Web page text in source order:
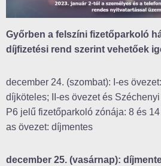
Győrben a felszíni fizetőparkoló
díjfizetési rend szerint vehetőek
december 24. (szombat): I-es
díjköteles; II-es övezet és
P6 jelű fizetőparkoló zónája: 8 és
as övezet: díjmentes
december 25. (vasárnap):